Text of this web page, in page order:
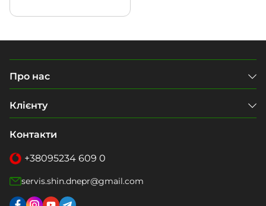
Про нас
Клієнту
Контакти
+38095234 609 0
servis.shin.dnepr@gmail.com